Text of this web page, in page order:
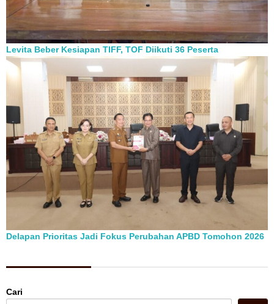
Levita Beber Kesiapan TIFF, TOF Diikuti 36 Peserta
Delapan Prioritas Jadi Fokus Perubahan APBD Tomohon 2026
Cari